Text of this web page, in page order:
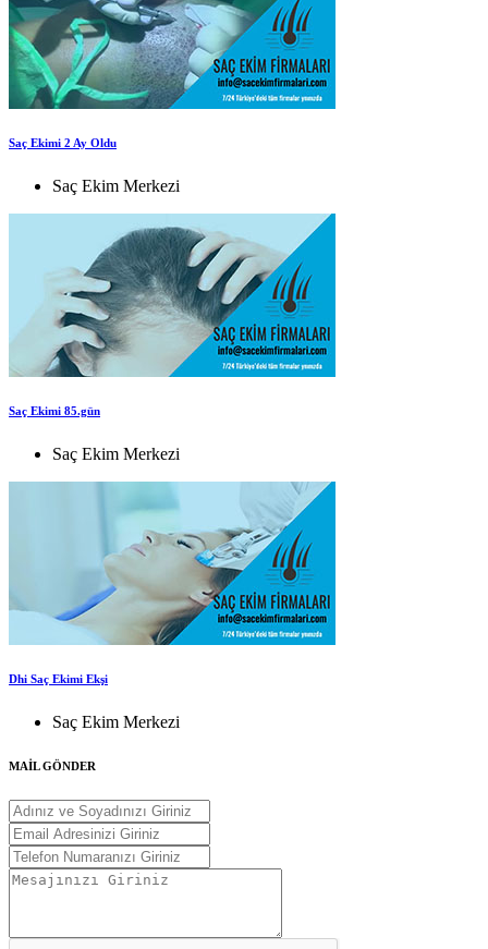
Saç Ekimi 2 Ay Oldu
Saç Ekim Merkezi
Saç Ekimi 85.gün
Saç Ekim Merkezi
Dhi Saç Ekimi Ekşi
Saç Ekim Merkezi
MAİL GÖNDER